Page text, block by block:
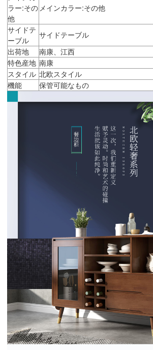
ラー:その
他
メインカラー:その他
サイドテ
ーブル
サイドテーブル
出荷地
南康、江西
特色産地 南康
スタイル 北欧スタイル
機能
保管可能なもの